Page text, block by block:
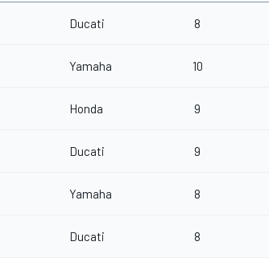
Ducati 8
Yamaha 10
Honda 9
Ducati 9
Yamaha 8
Ducati 8